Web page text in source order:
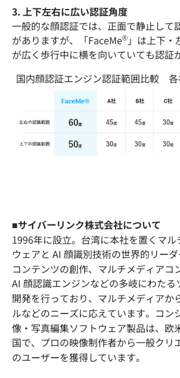
3. 上下左右に広い認証角度
一般的な顔認証では、正面で静止して
がありますが、「FaceMe® 」は上下・
が広く歩行中に横を向いていても認証
国内顔認証エンジン認証範囲比較 各
■サイバーリンク株式会社について
1996年に設立。台湾に本社を置くマル
ウェアと AI 顔識別技術の世界的リー
コンテンツの創作、マルチメディアコ
AI 顔認識エンジンなどの多岐にわたる
開発を行っており、マルチメディアか
ルなどのニーズに応えています。コン
像・写真編集ソフトウェア製品は、欧
国で、プロの映像制作者から一般クリ
のユーザーを獲得しています。